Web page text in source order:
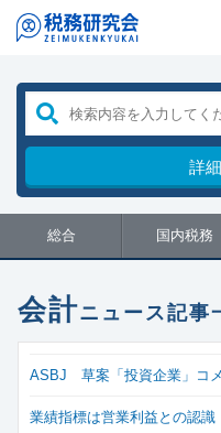
詳
総合 国内税務
会計ニュース記事
ASBJ 草案「投資企業」コ
業績指標は営業利益との認識